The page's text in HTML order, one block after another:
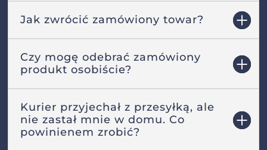
Jak zwrócić zamówiony towar?
Czy mogę odebrać zamówiony
produkt osobiście?
Kurier przyjechał z przesyłką, ale
nie zastał mnie w domu. Co
powinienem zrobić?